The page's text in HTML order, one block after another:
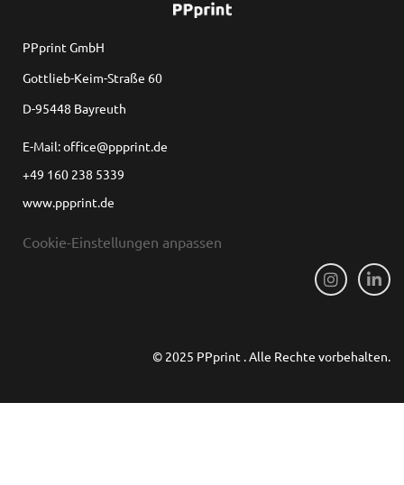
PPprint GmbH
Gottlieb-Keim-Straße 60
D-95448 Bayreuth
E-Mail: office@ppprint.de
+49 160 238 5339
www.ppprint.de
Cookie-Einstellungen anpassen
© 2025 PPprint . Alle Rechte vorbehalten.